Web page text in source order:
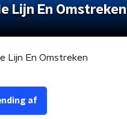
Lijn En Omstreken
Lijn En Omstreken
af